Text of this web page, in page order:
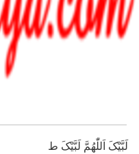
لَبَّیْکَ اَللّٰھُمَّ لَبَّیْکَ ط